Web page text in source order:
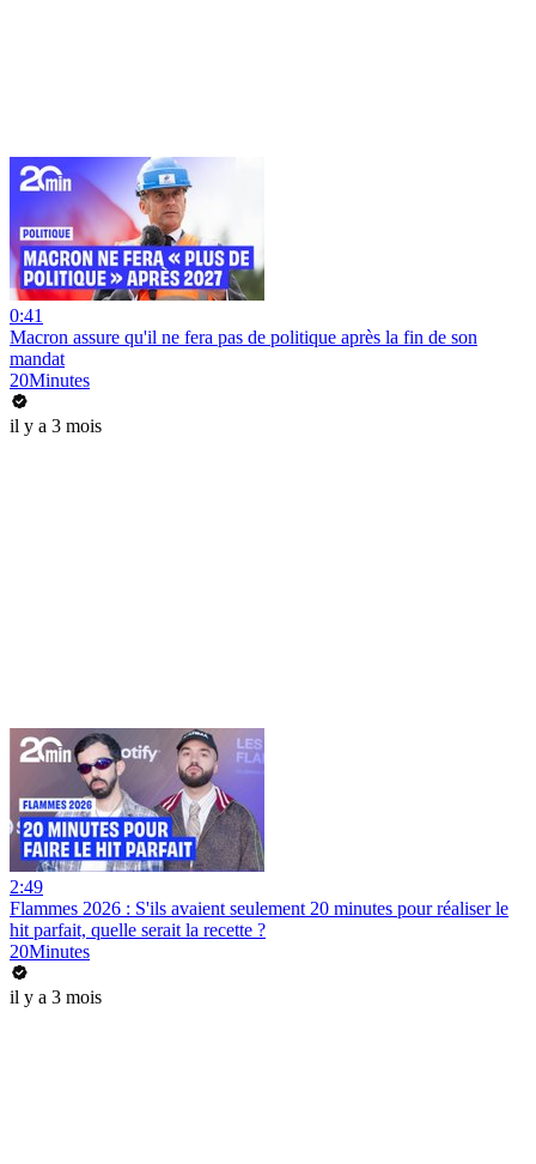
0:41
Macron assure qu'il ne fera pas de politique après la fin de son
mandat
20Minutes
il y a 3 mois
2:49
Flammes 2026 : S'ils avaient seulement 20 minutes pour réaliser le
hit parfait, quelle serait la recette ?
20Minutes
il y a 3 mois